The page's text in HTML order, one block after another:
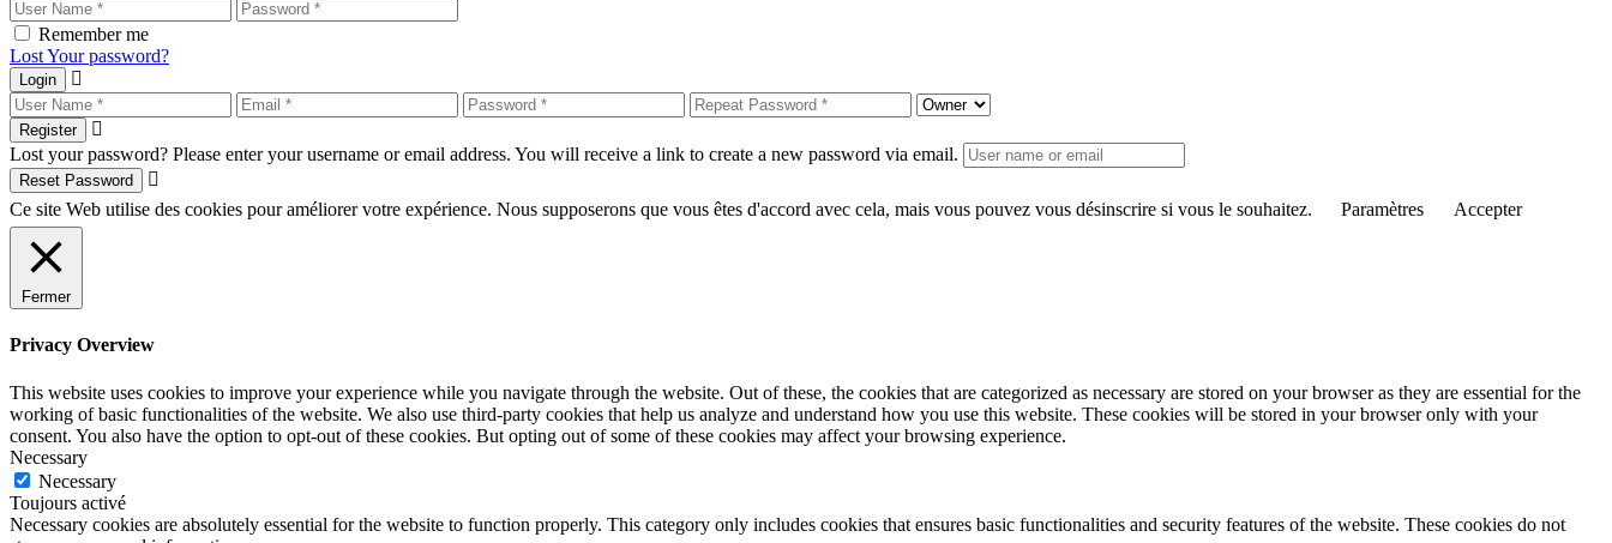
Remember me
Lost Your password?
Login
Register
Lost your password? Please enter your username or email address. You will receive a link to create a new password via email.
Reset Password
Ce site Web utilise des cookies pour améliorer votre expérience. Nous supposerons que vous êtes d'accord avec cela, mais vous pouvez vous désinscrire si vous le souhaitez. Paramètres Accepter
Fermer
Privacy Overview
This website uses cookies to improve your experience while you navigate through the website. Out of these, the cookies that are categorized as necessary are stored on your browser as they are essential for the
working of basic functionalities of the website. We also use third-party cookies that help us analyze and understand how you use this website. These cookies will be stored in your browser only with your
consent. You also have the option to opt-out of these cookies. But opting out of some of these cookies may affect your browsing experience.
Necessary
Necessary
Toujours activé
Necessary cookies are absolutely essential for the website to function properly. This category only includes cookies that ensures basic functionalities and security features of the website. These cookies do not